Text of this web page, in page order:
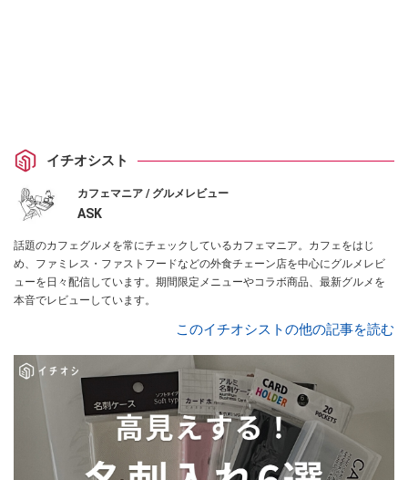
イチオシスト
カフェマニア / グルメレビュー
ASK
話題のカフェグルメを常にチェックしているカフェマニア。カフェをはじ
め、ファミレス・ファストフードなどの外食チェーン店を中心にグルメレビ
ューを日々配信しています。期間限定メニューやコラボ商品、最新グルメを
本音でレビューしています。
このイチオシストの他の記事を読む